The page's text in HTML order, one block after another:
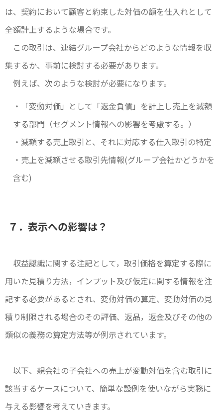
は、契約において顧客と約束した対価の額を仕入れとして
全額計上するような場合です。
この取引は、連結グループ会社からどのような情報を収
集するか、事前に検討する必要があります。
例えば、次のような検討が必要になります。
・「変動対価」として「返金負債」を計上し売上を減額
する部門（セグメント情報への影響を考慮する。）
・減額する売上取引と、それに対応する仕入取引の特定
・売上を減額させる取引先情報(グループ会社かどうかを
含む)
７．表示への影響は？
収益認識に関する注記として，取引価格を算定する際に
用いた見積り方法，インプット及び仮定に関する情報を注
記する必要があるとされ、変動対価の算定、変動対価の見
積り制限される場合のその評価、返品，返金及びその他の
類似の義務の算定方法等が例示されています。
以下、親会社の子会社への売上が変動対価を含む取引に
該当するケースについて、簡単な設例を使いながら実務に
与える影響を考えていきます。